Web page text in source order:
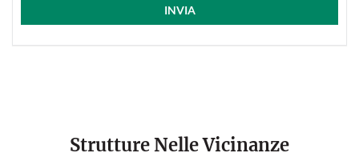
Strutture Nelle Vicinanze